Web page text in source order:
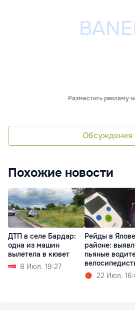
Разместить рекламу
Обсуждения
Похожие новости
ДТП в селе Бардар:
одна из машин
вылетела в кювет
8 Июл. 19:27
Рейды в
районе:
пьяные
22 Июл.